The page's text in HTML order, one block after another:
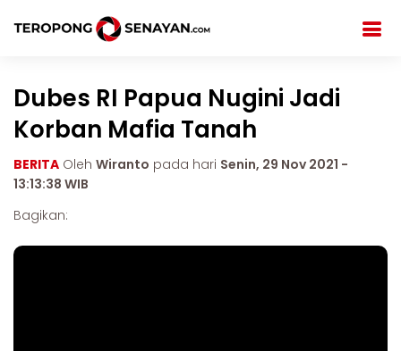
Dubes RI Papua Nugini Jadi
Korban Mafia Tanah
BERITA Oleh Wiranto pada hari Senin, 29 Nov 2021 -
13:13:38 WIB
Bagikan: